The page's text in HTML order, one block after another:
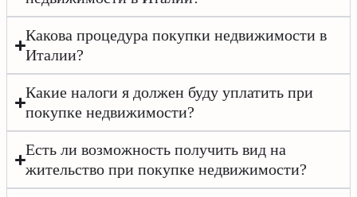
Какова процедура покупки недвижимости в
Италии?
Какие налоги я должен буду уплатить при
покупке недвижимости?
Есть ли возможность получить вид на
жительство при покупке недвижимости?